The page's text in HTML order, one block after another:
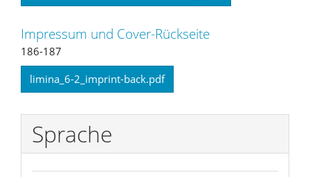
Impressum und Cover-Rückseite
186-187
limina_6-2_imprint-back.pdf
Sprache